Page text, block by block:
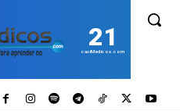
21
casiMedicos.com